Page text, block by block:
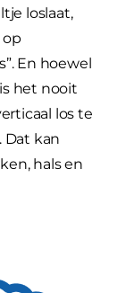
loslaat,
En hoewel
het nooit
los te
Dat kan
hals en